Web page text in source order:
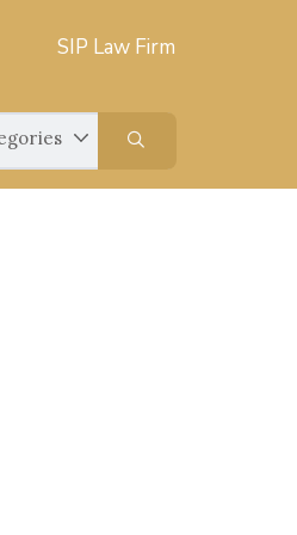
SIP Law Firm